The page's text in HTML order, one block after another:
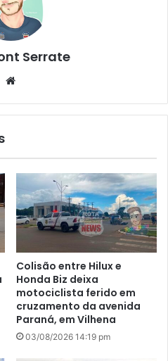
Serrate
te
Colisão entre Hilux e
Honda Biz deixa
motociclista ferido em
cruzamento da avenida
Paraná, em Vilhena
03/08/2026 14:19 pm